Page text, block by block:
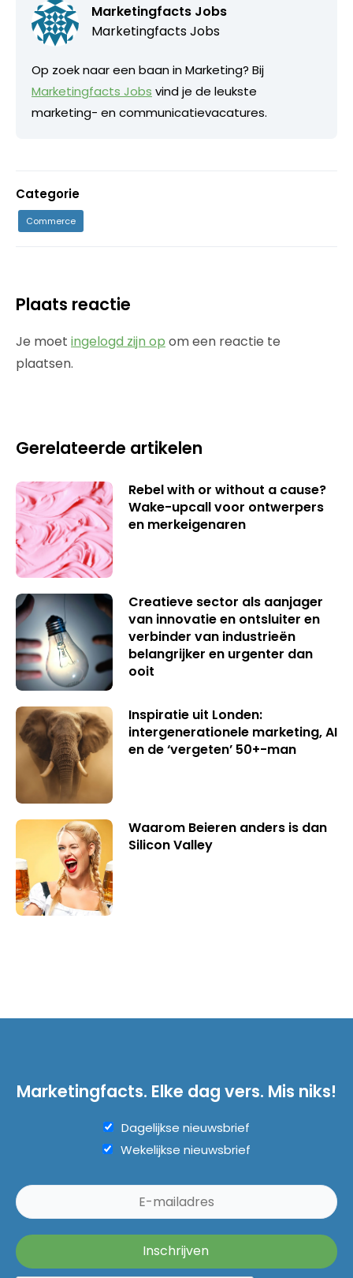
Marketingfacts Jobs
Marketingfacts Jobs
Op zoek naar een baan in Marketing? Bij
Marketingfacts Jobs vind je de leukste
marketing- en communicatievacatures.
Categorie
Commerce
Plaats reactie
Je moet ingelogd zijn op om een reactie te
plaatsen.
Gerelateerde artikelen
Rebel with or without a cause?
Wake-upcall voor ontwerpers
en merkeigenaren
Creatieve sector als aanjager
van innovatie en ontsluiter en
verbinder van industrieën
belangrijker en urgenter dan
ooit
Inspiratie uit Londen:
intergenerationele marketing, AI
en de ‘vergeten’ 50+-man
Waarom Beieren anders is dan
Silicon Valley
Marketingfacts. Elke dag vers. Mis niks!
Dagelijkse nieuwsbrief
Wekelijkse nieuwsbrief